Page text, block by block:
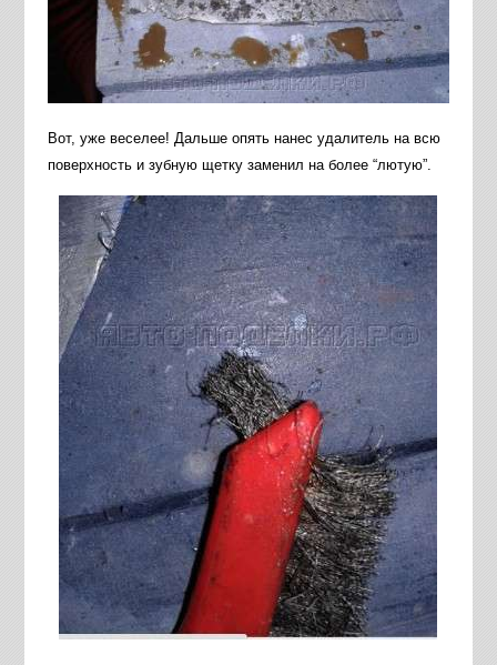
Вот, уже веселее! Дальше опять нанес удалитель на всю
поверхность и зубную щетку заменил на более “лютую”.